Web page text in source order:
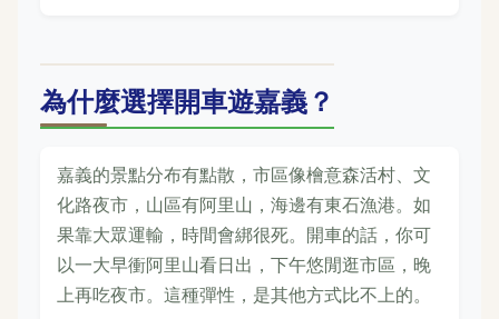
為什麼選擇開車遊嘉義？
嘉義的景點分布有點散，市區像檜意森活村、文
化路夜市，山區有阿里山，海邊有東石漁港。如
果靠大眾運輸，時間會綁很死。開車的話，你可
以一大早衝阿里山看日出，下午悠閒逛市區，晚
上再吃夜市。這種彈性，是其他方式比不上的。